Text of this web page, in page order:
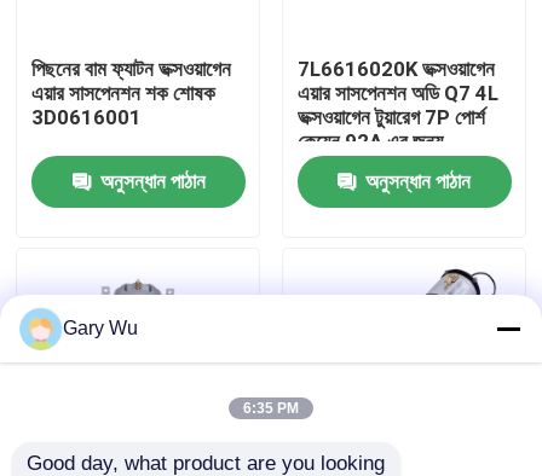
কারখানা ভ্রমণ
মান নিয়ন্ত্রণ
খবর
গাড়ির এয়ার সাসপেনশন সিস্টেম
পিছনের বাম ফ্যাটন ভক্সওয়াগেন
এয়ার সাসপেনশন শক শোষক
3D0616001
অনুসন্ধান পাঠান
7L6616020K ভক্সওয়াগেন
এয়ার সাসপেনশন অডি Q7 4L
ভক্সওয়াগেন টুয়ারেগ 7P পোর্শ
কেয়েন 92A এর জন্য
অনুসন্ধান পাঠান
Gary Wu
6:35 PM
Good day, what product are you looking